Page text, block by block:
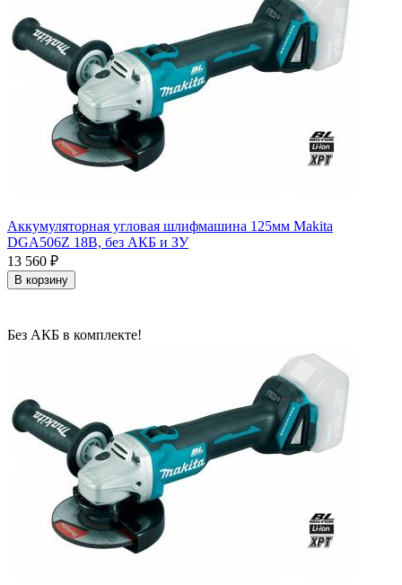
Аккумуляторная угловая шлифмашина 125мм Makita
DGA506Z 18В, без АКБ и ЗУ
13 560 ₽
В корзину
Без АКБ в комплекте!